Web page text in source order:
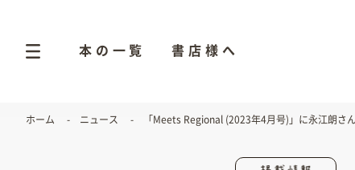
本の一覧 書店様へ
ホーム ニュース 「Meets Regional (2023年4月号)」に永江朗さ